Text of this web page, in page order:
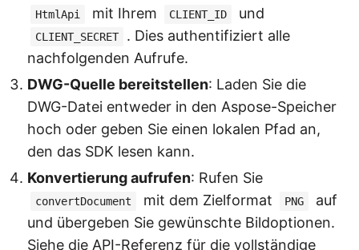
HtmlApi mit Ihrem CLIENT_ID und
CLIENT_SECRET
. Dies authentifiziert alle
nachfolgenden Aufrufe.
DWG-Quelle bereitstellen: Laden Sie die
DWG-Datei entweder in den Aspose-Speicher
hoch oder geben Sie einen lokalen Pfad an,
den das SDK lesen kann.
Konvertierung aufrufen: Rufen Sie
convertDocument mit dem Zielformat PNG
auf
und übergeben Sie gewünschte Bildoptionen.
Siehe die API-Referenz für die vollständige